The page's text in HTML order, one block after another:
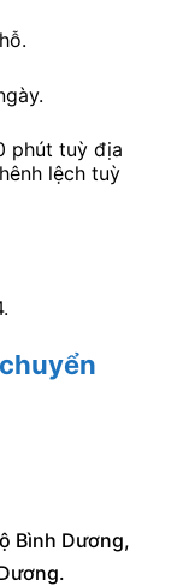
phút tuỳ địa
lệch tuỳ
Bình Dương,